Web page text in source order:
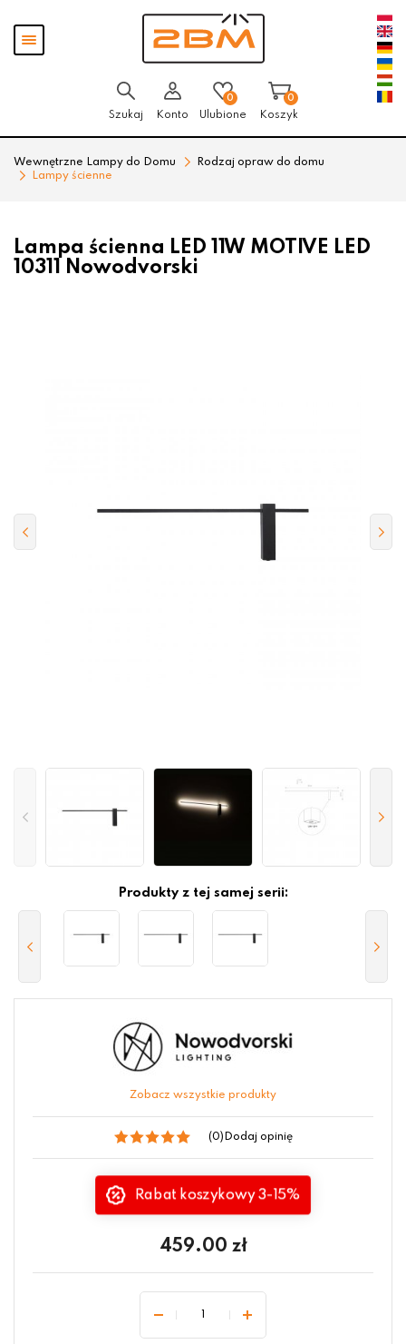
Pokaż
menu
Szukaj Konto
0
Ulubione
0
Koszyk
Wewnętrzne Lampy do Domu
Rodzaj opraw do domu
Lampy ścienne
Lampa ścienna LED 11W MOTIVE LED
10311 Nowodvorski
Produkty z tej samej serii:
Zobacz wszystkie produkty
(0) Dodaj opinię
Rabat koszykowy 3-15%
459.00 zł